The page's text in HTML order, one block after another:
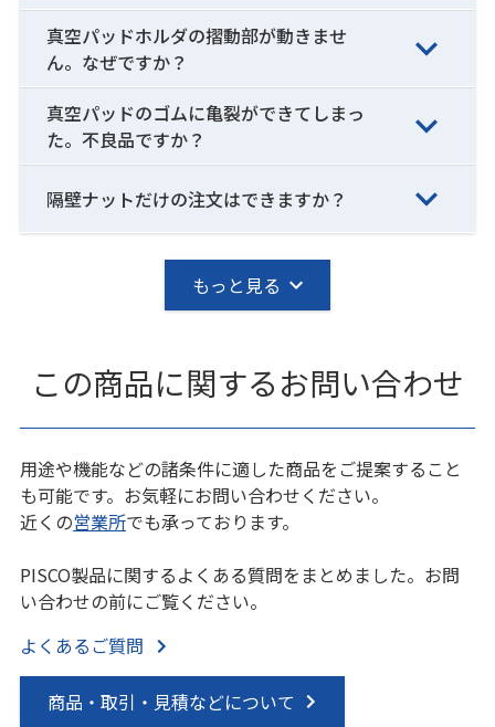
真空パッドホルダの摺動部が動きませ
ん。なぜですか？
真空パッドのゴムに亀裂ができてしまっ
た。不良品ですか？
隔壁ナットだけの注文はできますか？
もっと見る
この商品に関するお問い合わせ
用途や機能などの諸条件に適した商品をご提案すること
も可能です。お気軽にお問い合わせください。
近くの営業所でも承っております。
PISCO製品に関するよくある質問をまとめました。お問
い合わせの前にご覧ください。
よくあるご質問
商品・取引・見積などについて